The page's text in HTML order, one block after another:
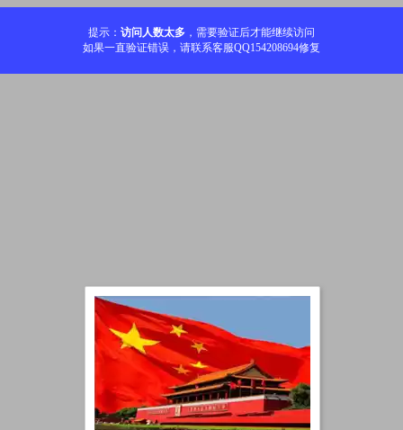
提示： 访问人数太多 ，需要验证后才能继续访问
如果一直验证错误，请联系客服QQ154208694修复
加载中